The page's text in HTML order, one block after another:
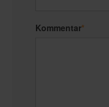
Kommentar*